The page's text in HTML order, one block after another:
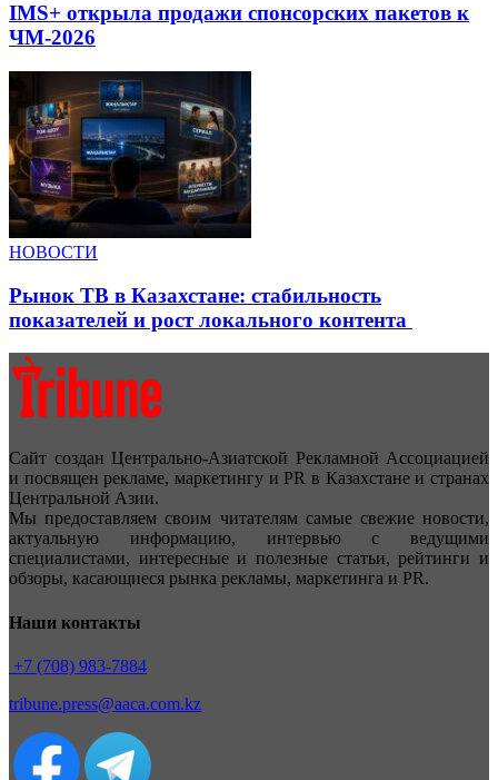
IMS+ открыла продажи спонсорских пакетов к
ЧМ-2026
НОВОСТИ
Рынок ТВ в Казахстане: стабильность
показателей и рост локального контента
Сайт создан Центрально-Азиатской Рекламной Ассоциацией
и посвящен рекламе, маркетингу и PR в Казахстане и странах
Центральной Азии.
Мы предоставляем своим читателям самые свежие новости,
актуальную информацию, интервью с ведущими
специалистами, интересные и полезные статьи, рейтинги и
обзоры, касающиеся рынка рекламы, маркетинга и PR.
Наши контакты
+7 (708) 983-7884
tribune.press@aaca.com.kz